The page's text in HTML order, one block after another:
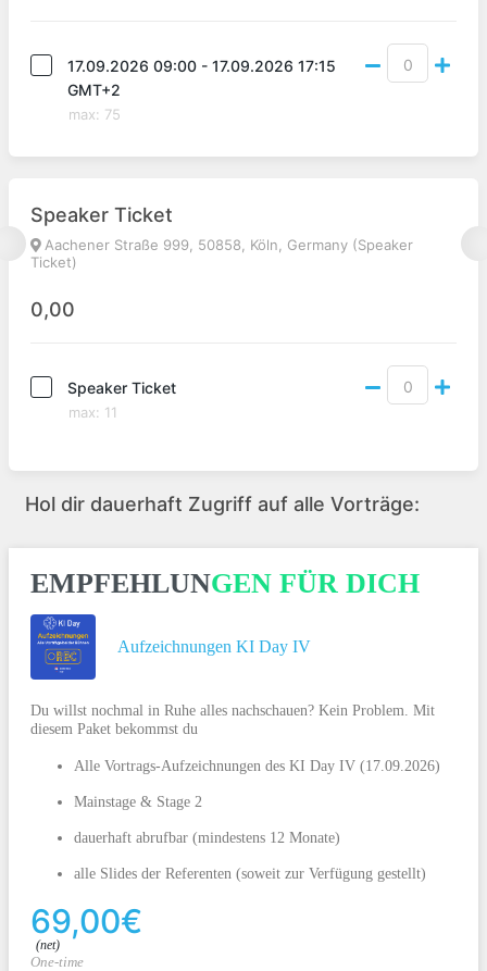
17.09.2026 09:00 - 17.09.2026 17:15
GMT+2
max: 75
Speaker Ticket
Aachener Straße 999, 50858, Köln, Germany (Speaker
Ticket)
0,00
Speaker Ticket
max: 11
Hol dir dauerhaft Zugriff auf alle Vorträge:
EMPFEHLUNGEN FÜR DICH
Aufzeichnungen KI Day IV
Du willst nochmal in Ruhe alles nachschauen? Kein Problem. Mit
diesem Paket bekommst du
Alle Vortrags-Aufzeichnungen des KI Day IV (17.09.2026)
Mainstage & Stage 2
dauerhaft abrufbar (mindestens 12 Monate)
alle Slides der Referenten (soweit zur Verfügung gestellt)
69,00€
(net)
One-time